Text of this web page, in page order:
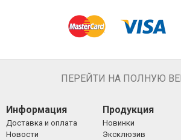
ПЕРЕЙТИ НА ПОЛНУЮ
Информация
Доставка и оплата
Новости
Продукция
Новинки
Эксклюзив